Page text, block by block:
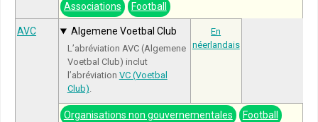
Associations Football
AVC Algemene Voetbal Club
L’abréviation AVC (Algemene
Voetbal Club) inclut
l’abréviation VC (Voetbal
Club).
En
néerlandais
Organisations non gouvernementales Football